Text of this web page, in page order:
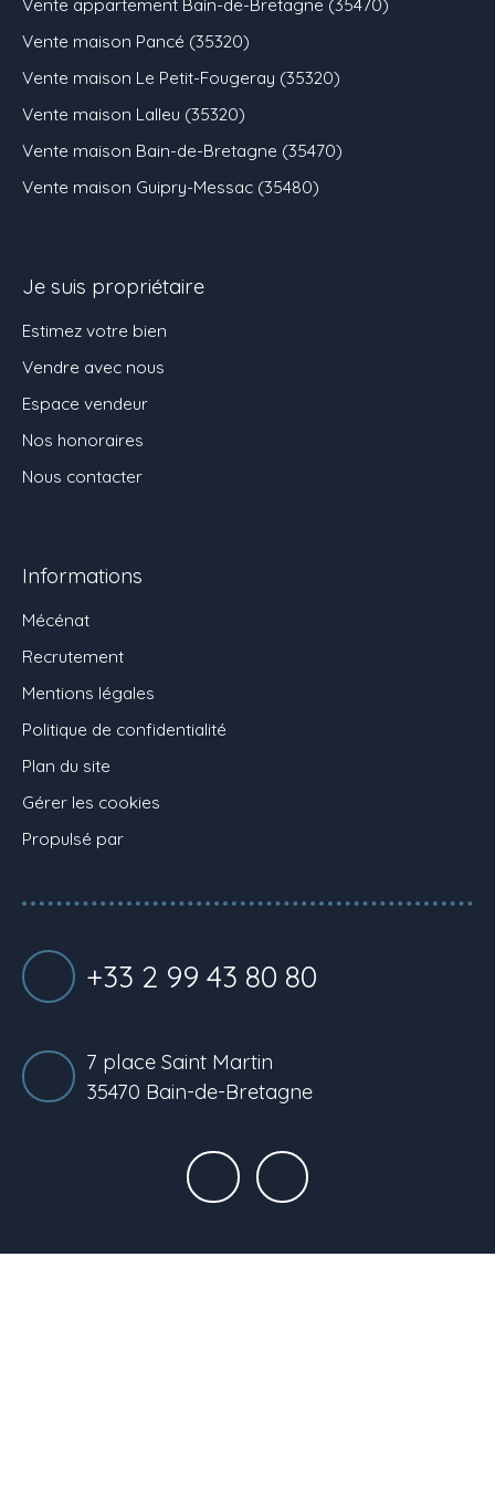
Vente maison Pancé (35320)
Vente maison Le Petit-Fougeray (35320)
Vente maison Lalleu (35320)
Vente maison Bain-de-Bretagne (35470)
Vente maison Guipry-Messac (35480)
Je suis propriétaire
Estimez votre bien
Vendre avec nous
Espace vendeur
Nos honoraires
Nous contacter
Informations
Mécénat
Recrutement
Mentions légales
Politique de confidentialité
Plan du site
Gérer les cookies
Propulsé par
+33 2 99 43 80 80
7 place Saint Martin
35470 Bain-de-Bretagne